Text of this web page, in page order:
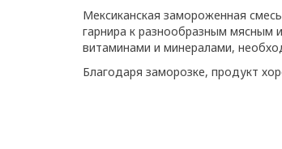
Мексиканская замороженная
гарнира к разнообразным
витаминами и минералами,
Благодаря заморозке, продукт